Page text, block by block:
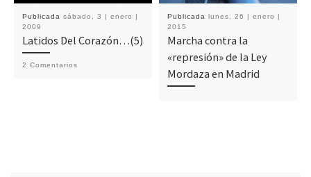
Publicada sábado, 3 | enero |
2009
Latidos Del Corazón…(5)
2 Comentarios
Publicada
lunes, 26 | enero |
2015
Marcha contra la
«represión» de la Ley
Mordaza en Madrid